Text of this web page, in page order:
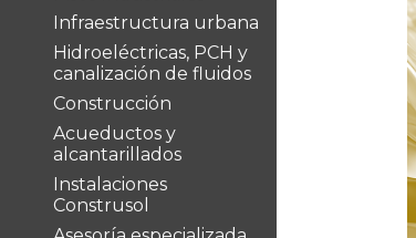
Infraestructura urbana
Hidroeléctricas, PCH y
canalización de fluidos
Construcción
Acueductos y
alcantarillados
Instalaciones
Construsol